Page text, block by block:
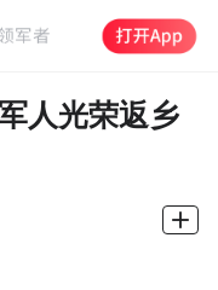
人光荣返乡